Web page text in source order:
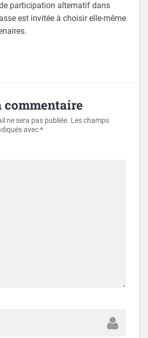
participation alternatif dans
est invitée à choisir elle-même
commentaire
ne sera pas publiée. Les champs
avec*